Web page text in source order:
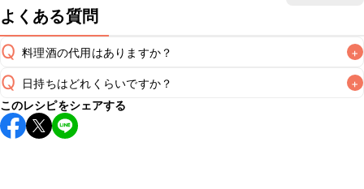
よくある質問
Q 料理酒の代用はありますか？ +
A
Q 日持ちはどれくらいですか？ +
保存期間は冷蔵で翌日中が目安です。なるべくお早めにお召
し上がりください。
このレシピをシェアする